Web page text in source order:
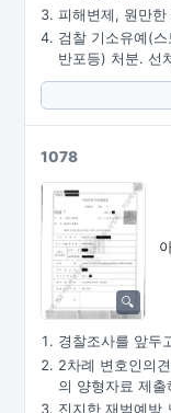
피해변제, 원만
검찰 기소유예(
반포등) 처분. 선
1078
경찰조사를 앞두
2차례 변호인의
의 양형자료 제
진지한 재범예방